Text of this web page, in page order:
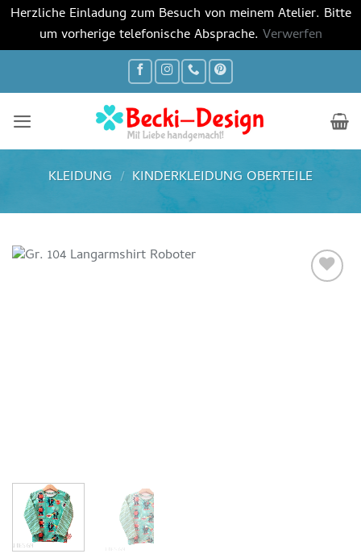
Herzliche Einladung zum Besuch von meinem Atelier. Bitte
um vorherige telefonische Absprache. Verwerfen
KLEIDUNG / KINDERKLEIDUNG OBERTEILE